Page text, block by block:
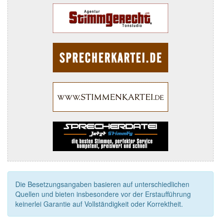
Die Besetzungsangaben basieren auf unterschiedlichen
Quellen und bieten insbesondere vor der Erstaufführung
keinerlei Garantie auf Vollständigkeit oder Korrektheit.